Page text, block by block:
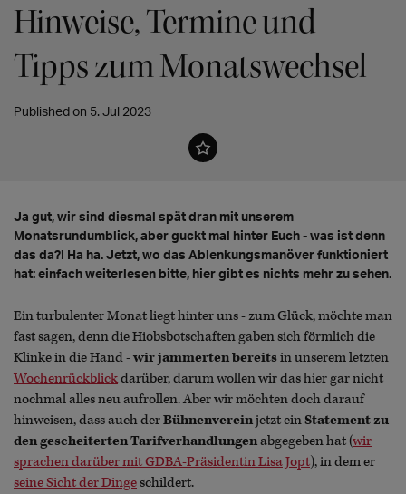
Hinweise, Termine und
Tipps zum Monatswechsel
Published on 5. Jul 2023
Ja gut, wir sind diesmal spät dran mit unserem
Monatsrundumblick, aber guckt mal hinter Euch - was ist denn
das da?! Ha ha. Jetzt, wo das Ablenkungsmanöver funktioniert
hat: einfach weiterlesen bitte, hier gibt es nichts mehr zu sehen.
Ein turbulenter Monat liegt hinter uns - zum Glück, möchte man
fast sagen, denn die Hiobsbotschaften gaben sich förmlich die
Klinke in die Hand -wir jammerten bereitsin unserem letzten
Wochenrückblickdarüber, darum wollen wir das hier gar nicht
nochmal alles neu aufrollen. Aber wir möchten doch darauf
hinweisen, dass auch derBühnenvereinjetzt einStatementzu
den gescheiterten Tarifverhandlungenabgegeben hat (wir
sprachen darüber mit GDBA-Präsidentin Lisa Jopt), in dem er
seine Sicht der Dingeschildert.